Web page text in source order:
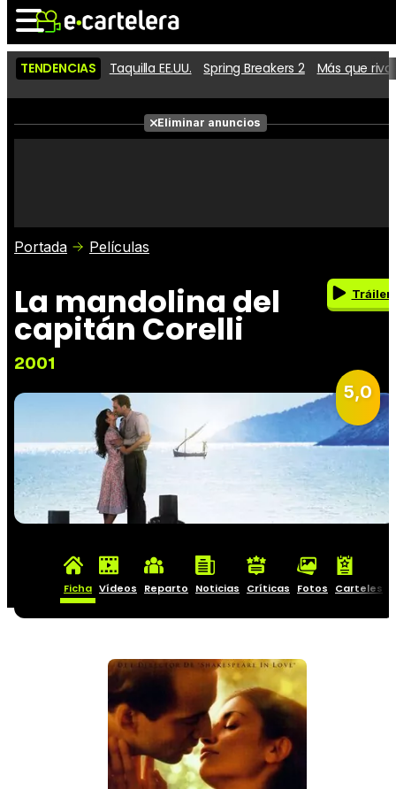
Noticias
Cartelera
Críticas
TENDENCIAS Taquilla EE.UU. Spring Breakers 2 Más que
Eliminar anuncios
Portada Películas
La mandolina del
capitán Corelli
2001
Tráiler
5,0
Ficha Vídeos Reparto Noticias Críticas Fotos Carteles